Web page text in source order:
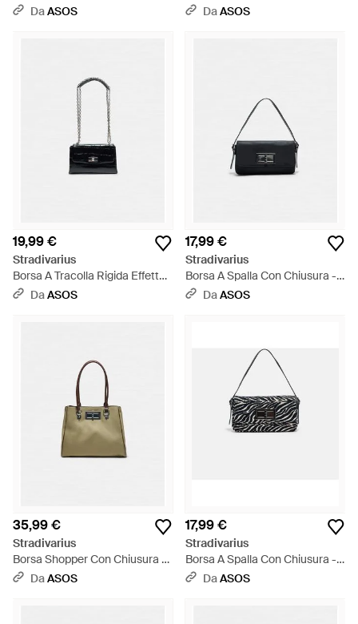
Cocco Bordeaux - Viola
DaASOS
Dettaglio Annodato Color Khaki
DaASOS
19,99 €
Stradivarius
Borsa A Tracolla Rigida Effetto
Cocco Nera - Bianco
DaASOS
17,99 €
Stradivarius
Borsa A Spalla Con Chiusura -
Bianco
DaASOS
35,99 €
Stradivarius
Borsa Shopper Con Chiusura -
Verde
DaASOS
17,99 €
Stradivarius
Borsa A Spalla Con Chiusura -
Bianco
DaASOS